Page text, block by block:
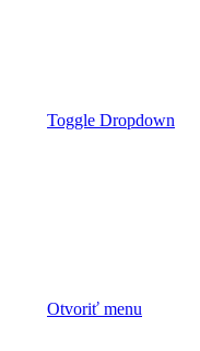
Toggle Dropdown
Otvoriť menu